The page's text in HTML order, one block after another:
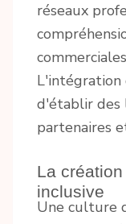
réseaux
d'établir des
partenaires
La
inclusive
Une culture